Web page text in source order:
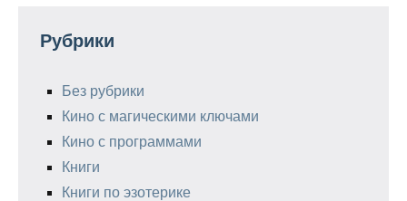
Рубрики
Без рубрики
Кино с магическими ключами
Кино с программами
Книги
Книги по эзотерике